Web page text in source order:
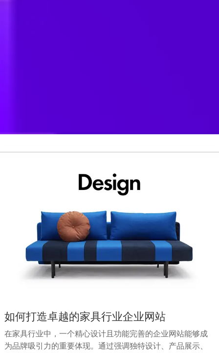
如何打造卓越的家具行业企业网站
在家具行业中，一个精心设计且功能完善的企业网站能够成
为品牌吸引力的重要体现。通过强调独特设计、产品展示、